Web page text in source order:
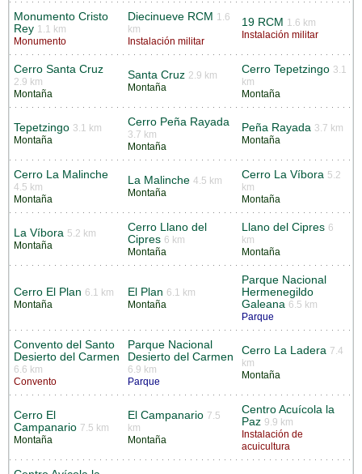
Monumento Cristo
Rey 1.1 km
Monumento
Diecinueve RCM 1.6
km
Instalación militar
19 RCM 1.6 km
Instalación militar
Cerro Santa Cruz
2.9 km
Montaña
Santa Cruz 2.9 km
Montaña
Cerro Tepetzingo 3.1
km
Montaña
Tepetzingo 3.1 km
Montaña
Cerro Peña Rayada
3.7 km
Montaña
Peña Rayada 3.7 km
Montaña
Cerro La Malinche
4.5 km
Montaña
La Malinche 4.5 km
Montaña
Cerro La Víbora 5.2
km
Montaña
La Víbora 5.2 km
Montaña
Cerro Llano del
Cipres 6 km
Montaña
Llano del Cipres 6
km
Montaña
Cerro El Plan 6.1 km
Montaña
El Plan 6.1 km
Montaña
Parque Nacional
Hermenegildo
Galeana 6.5 km
Parque
Convento del Santo
Desierto del Carmen
6.6 km
Convento
Parque Nacional
Desierto del Carmen
6.9 km
Parque
Cerro La Ladera 7.4
km
Montaña
Cerro El
Campanario 7.5 km
Montaña
El Campanario 7.5
km
Montaña
Centro Acuícola la
Paz 9.9 km
Instalación de
acuicultura